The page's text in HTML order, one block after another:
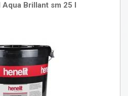
Brillant sm 25 l